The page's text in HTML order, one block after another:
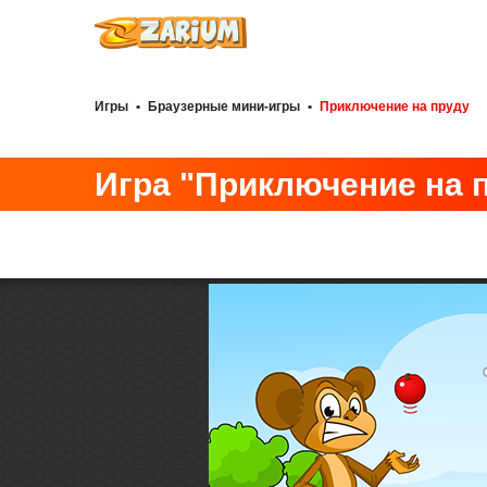
Игры • Браузерные мини-игры • Приключение на пруду
Игра "Приключение на